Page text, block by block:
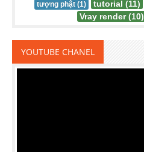
tượng phật (1)
tutorial (11)
Vray render (10)
YOUTUBE CHANEL